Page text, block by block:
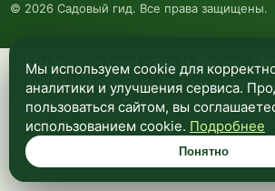
Мы используем куки и Яндекс
анализа посещаемости и
сайта. Подробнее —в политике
конфиденциальности.
Понятно
© 2026 Садовый гид. Все права защищены.
Мы используем cookie для
аналитики и улучшения сервиса.
пользоваться сайтом, вы
использованием cookie. Подробнее
Понятно